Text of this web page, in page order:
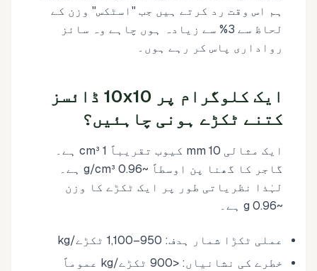
ہم اس وقت رد کرتے ہیں جب "اسٹکس" وزن کے
لحاظ سے 3% سے زیادہ ہوں چاہے وہ سائز
رواداری پاس کر رہے ہوں۔
ایک کلوگرام پر 10x10 ڈائسز
کتنے ٹکڑے ہونی چاہئیں؟
ایک مثالی 10 mm کیوب تقریباً 1 cm³ ہے۔
گاجر کا گھنا پن اوسطاً ~0.96 g/cm³ ہے۔
لہٰذا نظریاتی طور پر ایک ٹکڑے کا وزن
~0.96 g ہے۔
عملی ٹکڑا شمار ہدف: 950–1,100 ٹکڑے/kg
خطرے کی نشانیاں: <900 ٹکڑے/kg عموماً